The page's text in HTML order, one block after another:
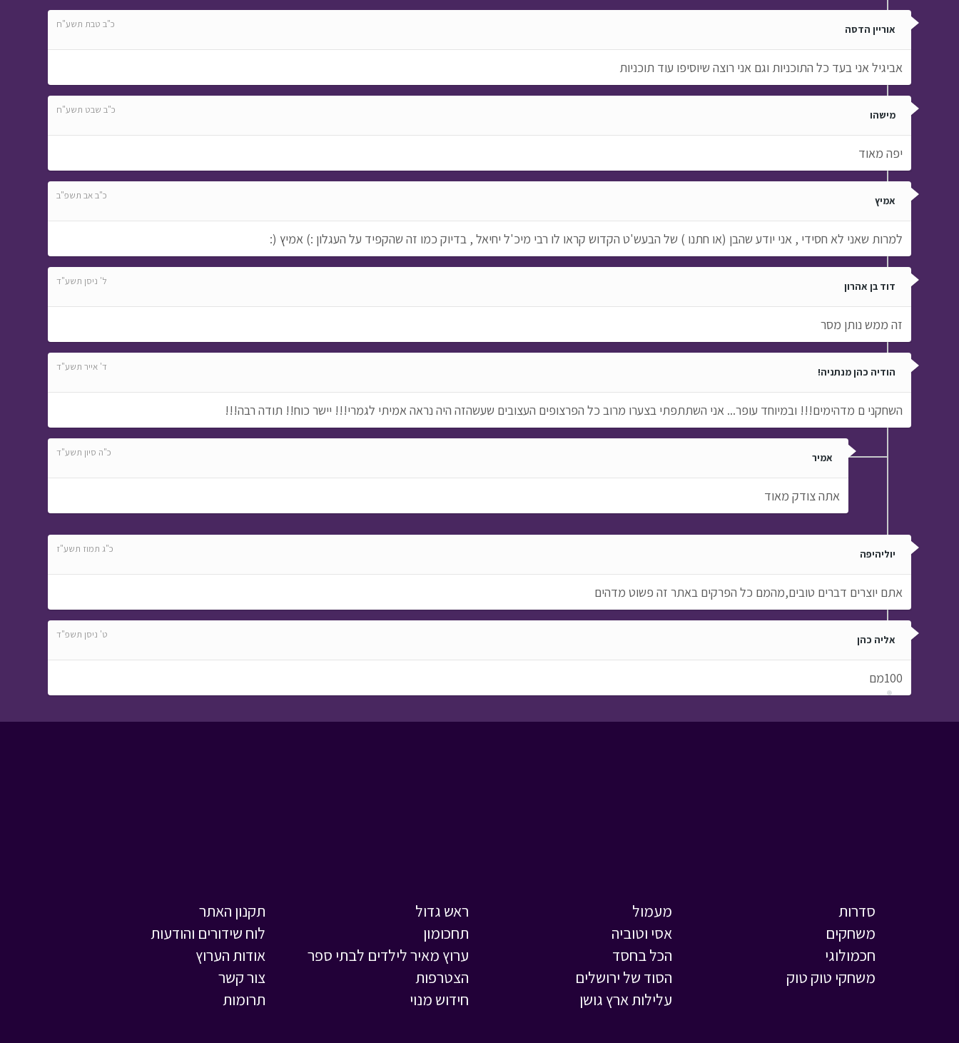
אוריין הדסה כ"ב טבת תשע"ח
אביגיל אני בעד כל התוכניות וגם אני רוצה שיוסיפו עוד תוכניות
מישהו כ"ב שבט תשע"ח
יפה מאוד
אמיץ כ"ב אב תשפ"ב
למרות שאני לא חסידי , אני יודע שהבן (או חתנו ) של הבעש'ט הקדוש קראו לו רבי מיכ'ל יחיאל , בדיוק כמו זה שהקפיד על העגלון :) אמיץ (:
דוד בן אהרון ל' ניסן תשע"ד
זה ממש נותן מסר
הודיה כהן מנתניה! ד' אייר תשע"ד
השחקני ם מדהימים!!! ובמיוחד עופר... אני השתתפתי בצערו מרוב כל הפרצופים העצובים שעשהזה היה נראה אמיתי לגמרי!!! יישר כוח!! תודה רבה!!!
אמיר כ"ה סיון תשע"ד
אתה צודק מאוד
יוליהיפה כ"ג תמוז תשע"ז
אתם יוצרים דברים טובים,מהמם כל הפרקים באתר זה פשוט מדהים
אליה כהן ט' ניסן תשפ"ד
100מם
סדרות
משחקים
חכמולוגי
משחקי טוק טוק
מעמול
אסי וטוביה
הכל בחסד
הסוד של ירושלים
עלילות ארץ גושן
ראש גדול
תחכומון
ערוץ מאיר לילדים לבתי ספר
הצטרפות
חידוש מנוי
תקנון האתר
לוח שידורים והודעות
אודות הערוץ
צור קשר
תרומות